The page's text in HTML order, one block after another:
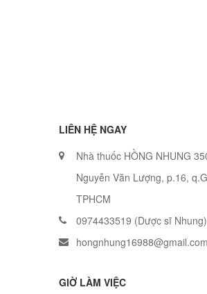
LIÊN HỆ NGAY
Nhà thuốc HỒNG NHUNG
Nguyễn Văn Lượng, p.16,
TPHCM
0974433519 (Dược sĩ Nhung)
hongnhung16988@gmail.com
GIỜ LÀM VIỆC